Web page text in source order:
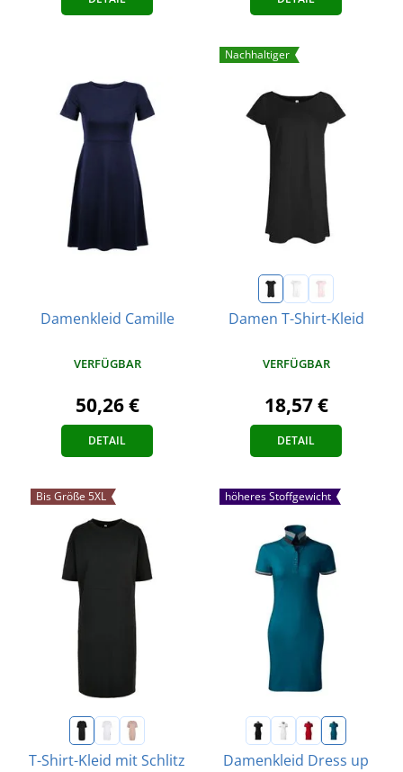
Damenkleid Camille
VERFÜGBAR
50,26 €
DETAIL
Nachhaltiger
Damen T-Shirt-Kleid
VERFÜGBAR
18,57 €
DETAIL
Bis Größe 5XL
T-Shirt-Kleid mit Schlitz
höheres Stoffgewicht
Damenkleid Dress up